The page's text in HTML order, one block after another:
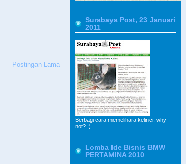
Postingan Lama
Surabaya Post, 23 Januari
2011
Berbagi cara memelihara kelinci, why
not? :)
Lomba Ide Bisnis BMW
PERTAMINA 2010